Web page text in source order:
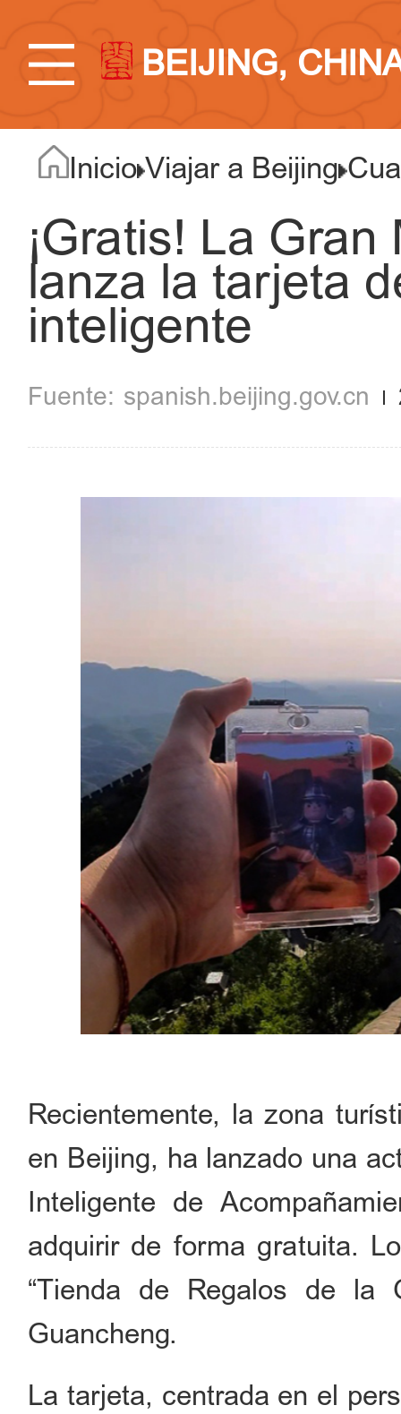
BEIJING,
Inicio Viajar a Beijing
¡Gratis! La
lanza la tarjeta
inteligente
spanish.beijing.gov.cn
Recientemente, la zona
en Beijing, ha lanzado una
Inteligente de
adquirir de forma gratuita.
“Tienda de Regalos de la
Guancheng.
La tarjeta, centrada en el